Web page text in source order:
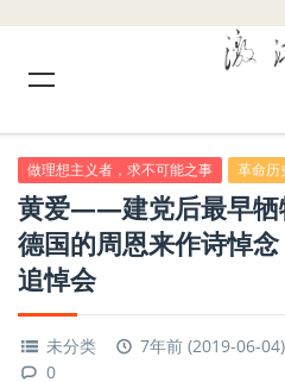
做理想主义者，求不可能之事 革命历
黄爱——建党后最早牺
德国的周恩来作诗悼
追悼会
未分类 7年前 (2019-06-04)
0